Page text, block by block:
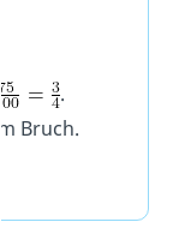
.
Bruch.